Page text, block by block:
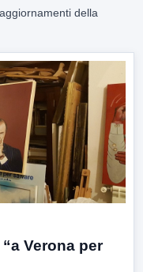
della
Verona per